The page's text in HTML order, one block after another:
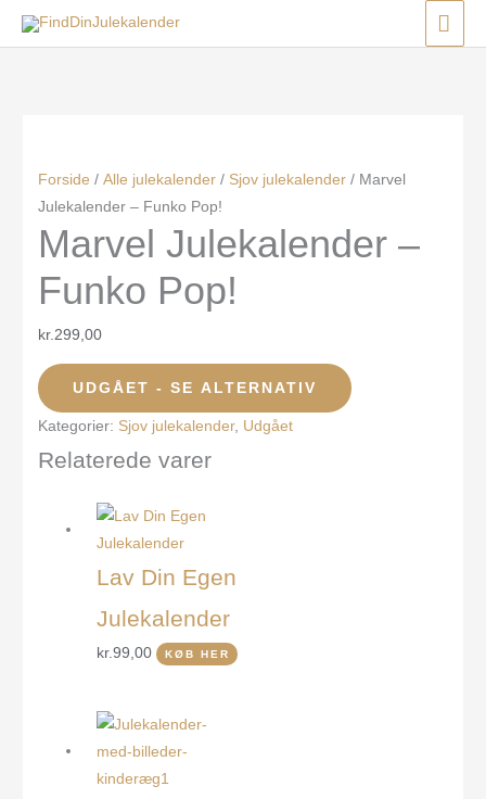
Forside / Alle julekalender/ Sjov julekalender/ Marvel
Julekalender – Funko Pop!
Marvel Julekalender –
Funko Pop!
kr.299,00
UDGÅET - SE ALTERNATIV
Kategorier: Sjov julekalender, Udgået
Relaterede varer
Lav Din Egen
Julekalender
kr.99,00 KØB HER
Menu
Menu
Menu